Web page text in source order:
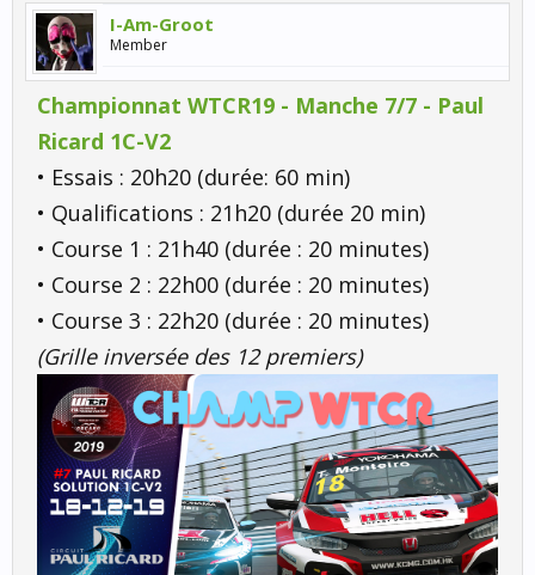
I-Am-Groot
Member
Championnat WTCR19 - Manche 7/7 - Paul
Ricard 1C-V2
• Essais : 20h20 (durée: 60 min)
• Qualifications : 21h20 (durée 20 min)
• Course 1 : 21h40 (durée : 20 minutes)
• Course 2 : 22h00 (durée : 20 minutes)
• Course 3 : 22h20 (durée : 20 minutes)
(Grille inversée des 12 premiers)